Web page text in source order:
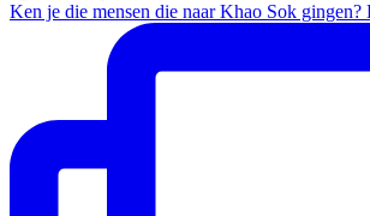
Ken je die mensen die naar Khao Sok gingen?